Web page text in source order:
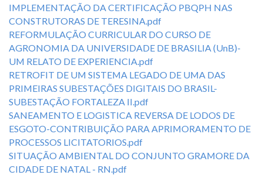
IMPLEMENTAÇÃO DA CERTIFICAÇÃO PBQPH NAS
CONSTRUTORAS DE TERESINA.pdf
REFORMULAÇÃO CURRICULAR DO CURSO DE
AGRONOMIA DA UNIVERSIDADE DE BRASILIA (UnB)-
UM RELATO DE EXPERIENCIA.pdf
RETROFIT DE UM SISTEMA LEGADO DE UMA DAS
PRIMEIRAS SUBESTAÇÕES DIGITAIS DO BRASIL-
SUBESTAÇÃO FORTALEZA II.pdf
SANEAMENTO E LOGISTICA REVERSA DE LODOS DE
ESGOTO-CONTRIBUIÇÃO PARA APRIMORAMENTO DE
PROCESSOS LICITATORIOS.pdf
SITUAÇÃO AMBIENTAL DO CONJUNTO GRAMORE DA
CIDADE DE NATAL - RN.pdf